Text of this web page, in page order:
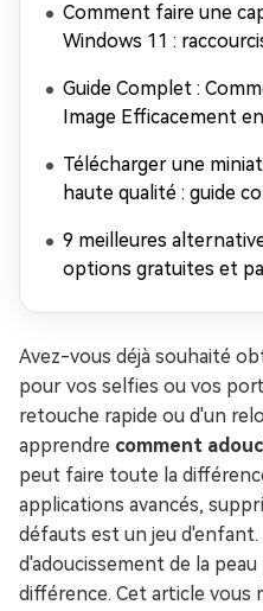
Comment faire une
Windows 11 :
Guide Complet :
Image Efficacement
Télécharger une
haute qualité : guide
9 meilleures
options gratuites et
Avez-vous déjà souhaité
pour vos selfies ou vos
retouche rapide ou d'un
apprendre comment
peut faire toute la
applications avancés,
défauts est un jeu
d'adoucissement de la
différence. Cet article vous